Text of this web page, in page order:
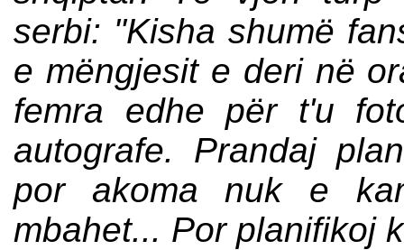
serbi: "Kisha shumë
e mëngjesit e deri në
femra edhe për t'u
autografe. Prandaj
por akoma nuk e
mbahet... Por planifikoj